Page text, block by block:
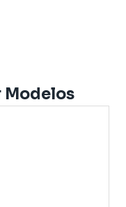
Modelos